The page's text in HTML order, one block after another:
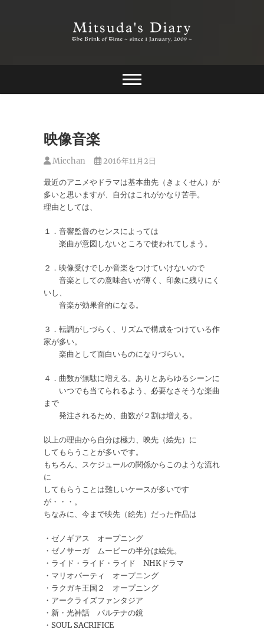
Mitsuda's Diary
映像音楽
Micchan 2016年11月2日
最近のアニメやドラマは基本曲先（きょくせん）が
多いと思いますが、自分はこれがかなり苦手。
理由としては、
１．音響監督のセンスによっては
楽曲が意図しないところで使われてしまう。
２．映像受けでしか音楽をつけていけないので
音楽としての意味合いが薄く、印象に残りにく
いし、
音楽が効果音的になる。
３．転調がしづらく、リズムで構成をつけている作
家が多い。
楽曲として面白いものになりづらい。
４．曲数が無駄に増える。ありとあらゆるシーンに
いつでも当てられるよう、必要なさそうな楽曲
まで
発注されるため、曲数が２割は増える。
以上の理由から自分は極力、映先（絵先）に
してもらうことが多いです。
もちろん、スケジュールの関係からこのような流れ
に
してもらうことは難しいケースが多いです
が・・・。
ちなみに、今まで映先（絵先）だった作品は
・ゼノギアス オープニング
・ゼノサーガ ムービーの半分は絵先。
・ライド・ライド・ライド NHKドラマ
・マリオパーティ オープニング
・ラクガキ王国２ オープニング
・アークライズファンタジア
・新・光神話 パルテナの鏡
・SOUL SACRIFICE